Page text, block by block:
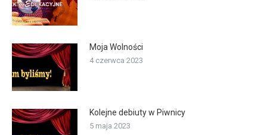
Moja Wolności
4 czerwca 2023
Kolejne debiuty w Piwnicy
5 maja 2023